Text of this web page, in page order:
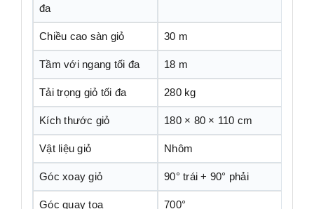
đa
Chiều cao sàn giỏ 30 m
Tầm với ngang tối đa 18 m
Tải trọng giỏ tối đa 280 kg
Kích thước giỏ 180 × 80 × 110 cm
Vật liệu giỏ Nhôm
Góc xoay giỏ 90° trái + 90° phải
Góc quay toa 700°